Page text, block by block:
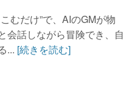
むだけ”で、AIのGMが物
会話しながら冒険でき、自
... [続きを読む]